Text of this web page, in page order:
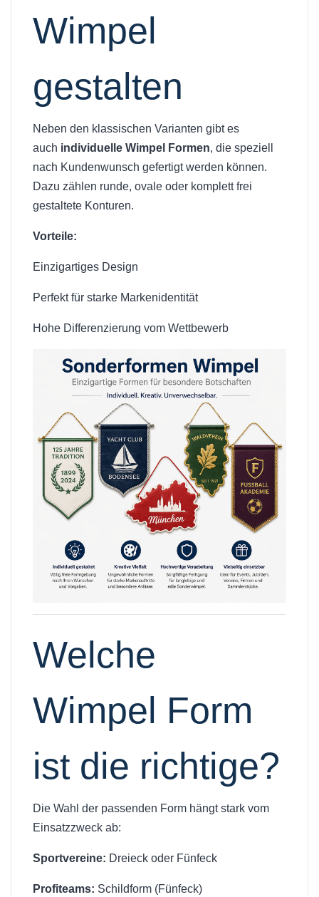
Wimpel
gestalten
Neben den klassischen Varianten gibt es
auch individuelle Wimpel Formen, die speziell
nach Kundenwunsch gefertigt werden können.
Dazu zählen runde, ovale oder komplett frei
gestaltete Konturen.
Vorteile:
Einzigartiges Design
Perfekt für starke Markenidentität
Hohe Differenzierung vom Wettbewerb
Welche
Wimpel Form
ist die richtige?
Die Wahl der passenden Form hängt stark vom
Einsatzzweck ab:
Sportvereine: Dreieck oder Fünfeck
Profiteams: Schildform (Fünfeck)